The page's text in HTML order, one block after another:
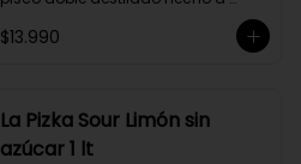
Alejandría, Amarilla, Rosada y
$13.990
La Pizka Sour Limón sin
azúcar 1 lt